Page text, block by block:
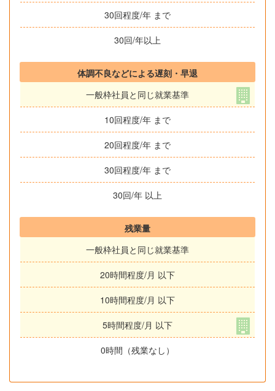
30回程度/年 まで
30回/年以上
体調不良などによる遅刻・早退
一般枠社員と同じ就業基準
10回程度/年 まで
20回程度/年 まで
30回程度/年 まで
30回/年 以上
残業量
一般枠社員と同じ就業基準
20時間程度/月 以下
10時間程度/月 以下
5時間程度/月 以下
0時間（残業なし）